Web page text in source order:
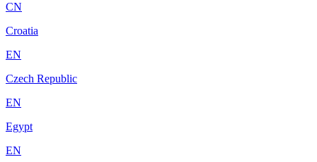
CN
Croatia
EN
Czech Republic
EN
Egypt
EN